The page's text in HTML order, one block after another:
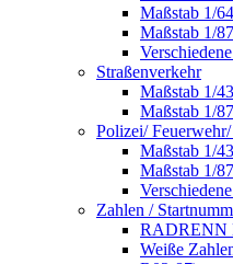
Maßstab 1/64
Maßstab 1/87
Straßenverkehr
Maßstab 1/43
Maßstab 1/87
Polizei/
Maßstab 1/43
Maßstab 1/87
Zahlen /
RADRENN
Weiße